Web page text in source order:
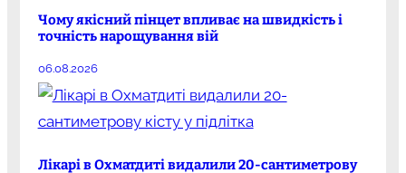
Чому якісний пінцет впливає на швидкість і
точність нарощування вій
06.08.2026
Лікарі в Охматдиті видалили 20-сантиметрову